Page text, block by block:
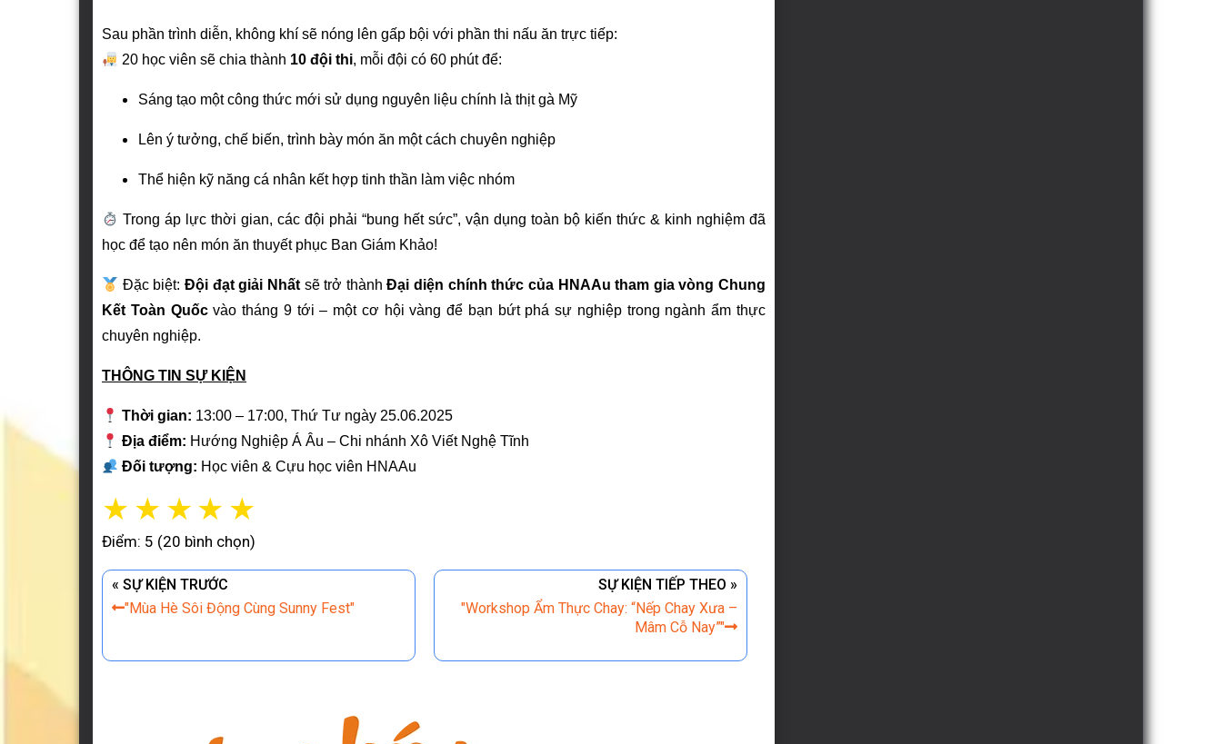
Sau phần trình diễn, không khí sẽ nóng lên gấp bội với phần thi nấu ăn trực tiếp:
20 học viên sẽ chia thành 10 đội thi, mỗi đội có 60 phút để:
Sáng tạo một công thức mới sử dụng nguyên liệu chính là thịt gà Mỹ
Lên ý tưởng, chế biến, trình bày món ăn một cách chuyên nghiệp
Thể hiện kỹ năng cá nhân kết hợp tinh thần làm việc nhóm
Trong áp lực thời gian, các đội phải “bung hết sức”, vận dụng toàn bộ kiến thức & kinh nghiệm đã
học để tạo nên món ăn thuyết phục Ban Giám Khảo!
Đặc biệt:Đội đạt giải Nhấtsẽ trở thànhĐại diện chính thức của HNAAu tham gia vòng Chung
Kết Toàn Quốcvào tháng 9 tới – một cơ hội vàng để bạn bứt phá sự nghiệp trong ngành ẩm thực
chuyên nghiệp.
THÔNG TIN SỰ KIỆN
Thời gian: 13:00 – 17:00, Thứ Tư ngày 25.06.2025
Địa điểm: Hướng Nghiệp Á Âu – Chi nhánh Xô Viết Nghệ Tĩnh
Đối tượng: Học viên & Cựu học viên HNAAu
☆
☆
☆
☆
☆
Điểm: 5 (20 bình chọn)
« SỰ KIỆN TRƯỚC
"Mùa Hè Sôi Động Cùng Sunny Fest"
SỰ KIỆN TIẾP THEO »
"Workshop Ẩm Thực Chay: “Nếp Chay Xưa –
Mâm Cỗ Nay”"